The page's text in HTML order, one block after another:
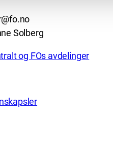
Solberg
og FOs avdelinger